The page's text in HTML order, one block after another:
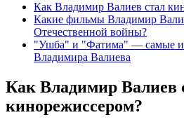
Как Владимир Валиев стал
Какие фильмы Владимир
Отечественной войны?
"Ушба" и "Фатима" — самые
Владимира Валиева
Как Владимир Валиев
кинорежиссером?